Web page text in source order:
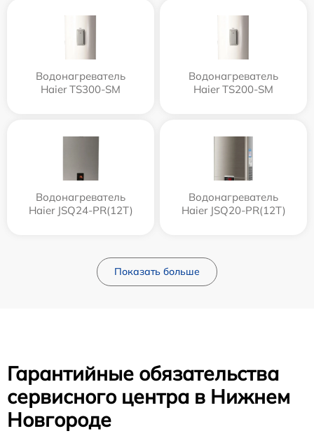
Водонагреватель
Haier TS300-SM
Водонагреватель
Haier TS200-SM
Водонагреватель
Haier JSQ24-PR(12T)
Водонагреватель
Haier JSQ20-PR(12T)
Показать больше
Гарантийные обязательства
сервисного центра в Нижнем
Новгороде